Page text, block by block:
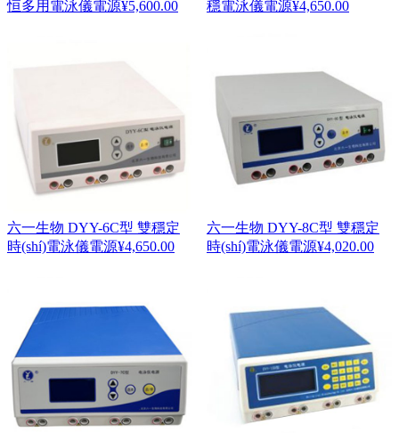
恒多用電泳儀電源¥5,600.00
穩電泳儀電源¥4,650.00
六一生物 DYY-6C型 雙穩定
時(shí)電泳儀電源¥4,650.00
六一生物 DYY-8C型 雙穩定
時(shí)電泳儀電源¥4,020.00